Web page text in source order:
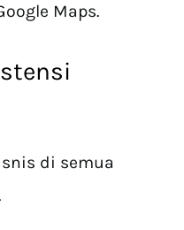
Maps.
di semua